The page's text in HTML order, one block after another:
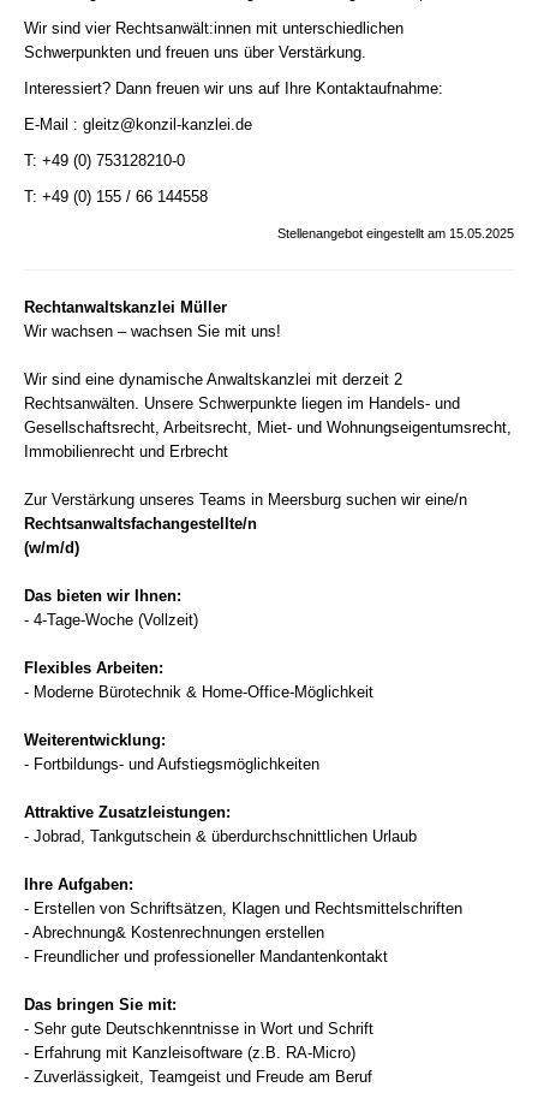
Wir sind vier Rechtsanwält:innen mit unterschiedlichen
Schwerpunkten und freuen uns über Verstärkung.
Interessiert? Dann freuen wir uns auf Ihre Kontaktaufnahme:
E-Mail : gleitz@konzil-kanzlei.de
T: +49 (0) 753128210-0
T: +49 (0) 155 / 66 144558
Stellenangebot eingestellt am 15.05.2025
Rechtanwaltskanzlei Müller
Wir wachsen – wachsen Sie mit uns!
Wir sind eine dynamische Anwaltskanzlei mit derzeit 2
Rechtsanwälten. Unsere Schwerpunkte liegen im Handels- und
Gesellschaftsrecht, Arbeitsrecht, Miet- und Wohnungseigentumsrecht,
Immobilienrecht und Erbrecht
Zur Verstärkung unseres Teams in Meersburg suchen wir eine/n
Rechtsanwaltsfachangestellte/n
(w/m/d)
Das bieten wir Ihnen:
- 4-Tage-Woche (Vollzeit)
Flexibles Arbeiten:
- Moderne Bürotechnik & Home-Office-Möglichkeit
Weiterentwicklung:
- Fortbildungs- und Aufstiegsmöglichkeiten
Attraktive Zusatzleistungen:
- Jobrad, Tankgutschein & überdurchschnittlichen Urlaub
Ihre Aufgaben:
- Erstellen von Schriftsätzen, Klagen und Rechtsmittelschriften
- Abrechnung& Kostenrechnungen erstellen
- Freundlicher und professioneller Mandantenkontakt
Das bringen Sie mit:
- Sehr gute Deutschkenntnisse in Wort und Schrift
- Erfahrung mit Kanzleisoftware (z.B. RA-Micro)
- Zuverlässigkeit, Teamgeist und Freude am Beruf